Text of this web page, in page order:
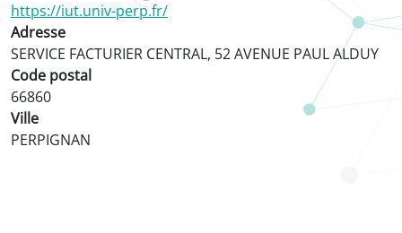
https://iut.univ-perp.fr/
Adresse
SERVICE FACTURIER CENTRAL, 52 AVENUE PAUL ALDUY
Code postal
66860
Ville
PERPIGNAN